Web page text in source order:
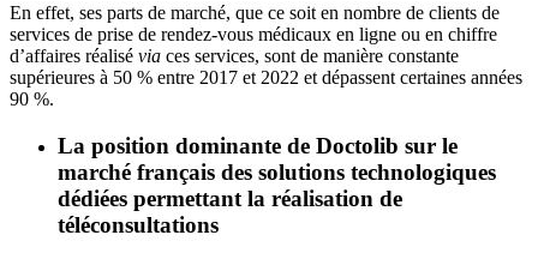
En effet, ses parts de marché, que ce soit en nombre de clients de
services de prise de rendez-vous médicaux en ligne ou en chiffre
d’affaires réalisé via ces services, sont de manière constante
supérieures à 50 % entre 2017 et 2022 et dépassent certaines années
90 %.
La position dominante de Doctolib sur le
marché français des solutions technologiques
dédiées permettant la réalisation de
téléconsultations